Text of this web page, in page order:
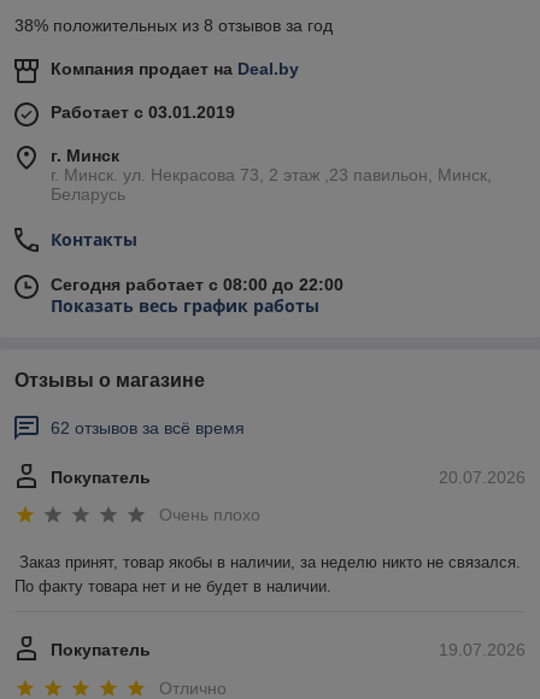
38% положительных из 8 отзывов за год
Компания продает на Deal.by
Работает с 03.01.2019
г. Минск
г. Минск. ул. Некрасова 73, 2 этаж ,23 павильон, Минск,
Беларусь
Контакты
Сегодня работает с 08:00 до 22:00
Показать весь график работы
Отзывы о магазине
62 отзывов за всё время
20.07.2026
Покупатель
Очень плохо
Заказ принят, товар якобы в наличии, за неделю никто не связался.
По факту товара нет и не будет в наличии.
19.07.2026
Покупатель
Отлично